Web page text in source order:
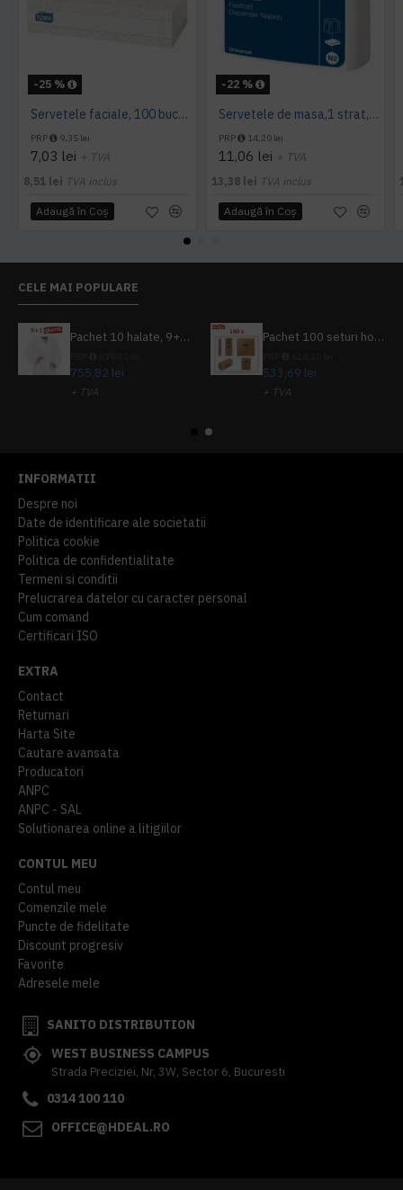
-25 %
Servetele faciale, 100 bucati / pachet, Tork
PRP 9,35 lei
7,03 lei + TVA
8,51 lei TVA inclus
Adaugă în Coş
-22 %
Servetele de masa,1 strat, Tork, 300 buc/pachet
PRP 14,20 lei
11,06 lei + TVA
13,38 lei TVA inclus
Adaugă în Coş
CELE MAI POPULARE
Pachet 10 halate, 9+1 gratuit
755,82 lei
+ TVA
Pachet 100 seturi hoteliere, set dentar, set barbierit, casca de dus, pila unghii, set cusut
533,69 lei
+ TVA
INFORMATII
Despre noi
Date de identificare ale societatii
Politica cookie
Politica de confidentialitate
Termeni si conditii
Prelucrarea datelor cu caracter personal
Cum comand
Certificari ISO
EXTRA
Contact
Returnari
Harta Site
Cautare avansata
Producatori
ANPC
ANPC - SAL
Solutionarea online a litigiilor
CONTUL MEU
Contul meu
Comenzile mele
Puncte de fidelitate
Discount progresiv
Favorite
Adresele mele
SANITO DISTRIBUTION
WEST BUSINESS CAMPUS
Strada Preciziei, Nr, 3W, Sector 6, Bucuresti
0314 100 110
OFFICE@HDEAL.RO